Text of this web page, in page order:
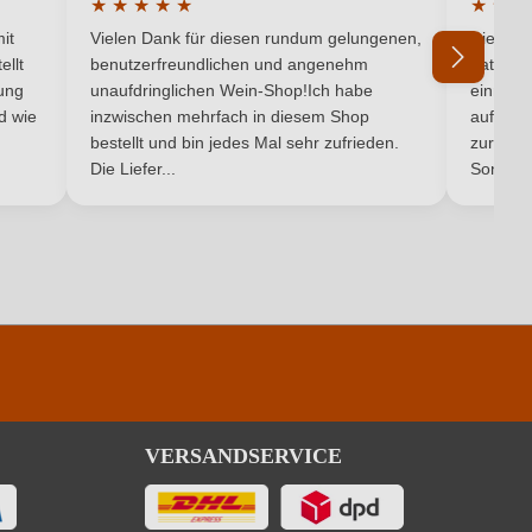
25 g/L
Weiß
Weißwein
Ich habe mein Passwort vergessen
von 5 Sternen
wie
★ ★ ★ ★ ★
Durchschnittliche Bewertung von 5 von 5 Sternen
Vielen Dank für diesen rundum gelungenen,
benutzerfreundlichen und angenehm
unaufdringlichen Wein-Shop!Ich habe
inzwischen mehrfach in diesem Shop
bestellt und bin jedes Mal sehr zufrieden.
Die Liefer...
★ ★
Die
hat
einmal
auf
zurück
Son...
VERSANDSERVICE